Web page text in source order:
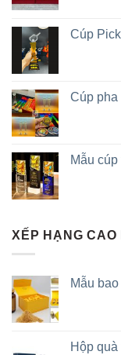
Cúp
Cúp pha
Mẫu
XẾP HẠNG CAO
Mẫu
Hộp